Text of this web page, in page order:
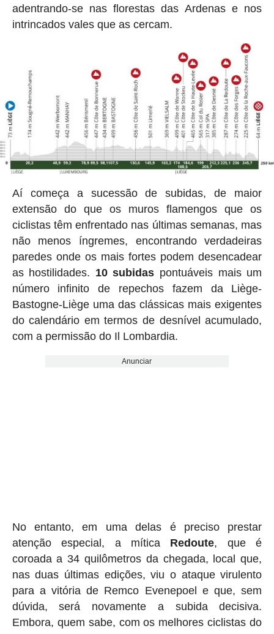
adentrando-se nas florestas das Ardenas e nos
intrincados vales que as cercam.
Aí começa a sucessão de subidas, de maior
extensão do que os muros flamengos que os
ciclistas têm enfrentado nas últimas semanas, mas
não menos íngremes, encontrando verdadeiras
paredes onde os mais fortes podem desencadear
as hostilidades. 10 subidas pontuáveis mais um
número infinito de repechos fazem da Liège-
Bastogne-Liège uma das clássicas mais exigentes
do calendário em termos de desnível acumulado,
com a permissão do Il Lombardia.
Anunciar
No entanto, em uma delas é preciso prestar
atenção especial, a mítica Redoute, que é
coroada a 34 quilômetros da chegada, local que,
nas duas últimas edições, viu o ataque virulento
para a vitória de Remco Evenepoel e que, sem
dúvida, será novamente a subida decisiva.
Embora, quem sabe, com os melhores ciclistas do